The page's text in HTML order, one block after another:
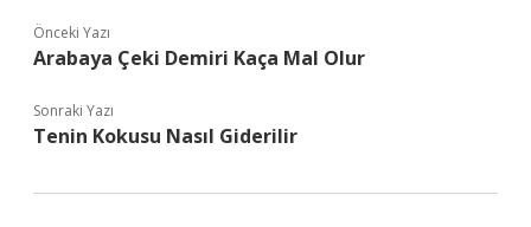
Önceki Yazı
Arabaya Çeki Demiri Kaça Mal Olur
Sonraki Yazı
Tenin Kokusu Nasıl Giderilir